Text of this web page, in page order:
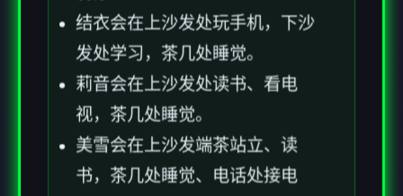
结衣会在上沙发处玩手机，下沙
发处学习，茶几处睡觉。
莉音会在上沙发处读书、看电
视，茶几处睡觉。
美雪会在上沙发端茶站立、读
书，茶几处睡觉、电话处接电